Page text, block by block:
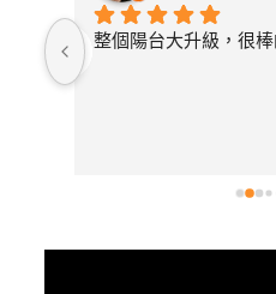
整個陽台大升級，很